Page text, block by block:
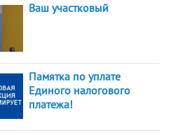
Ваш участковый
Памятка по уплате
Единого налогового
платежа!